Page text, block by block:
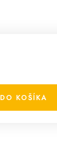
DO KOŠÍKA